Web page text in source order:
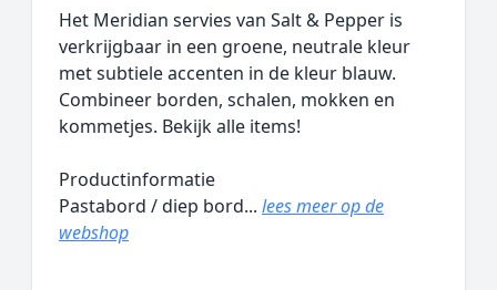
Het Meridian servies van Salt & Pepper is
verkrijgbaar in een groene, neutrale kleur
met subtiele accenten in de kleur blauw.
Combineer borden, schalen, mokken en
kommetjes. Bekijk alle items!
Productinformatie
Pastabord / diep bord... lees meer op de
webshop